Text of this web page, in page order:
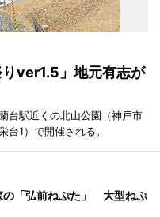
ver1.5」地元有志が
台駅近くの北山公園（神戸市
1）で開催される。
の「弘前ねぷた」 大型ねぷ